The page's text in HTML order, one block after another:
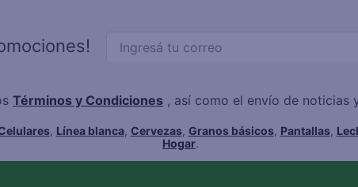
Términos y Condiciones , así como el envío de noticias
, Línea blanca, Cervezas, Granos básicos, Pantallas,
Hogar.